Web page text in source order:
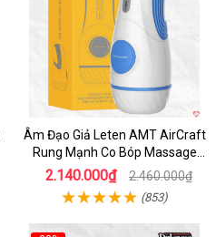
Âm Đạo Giả Leten AMT AirCraft
Rung Mạnh Co Bóp Massage
Êm Ái
2.140.000₫ 2.460.000₫
(853)